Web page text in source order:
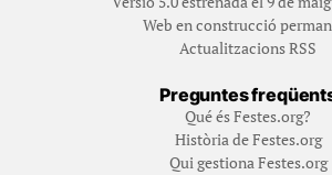
Web en construcció
Actualitzacions RSS
Preguntes
Qué és Festes.org?
Història de Festes.org
Qui gestiona Festes.org